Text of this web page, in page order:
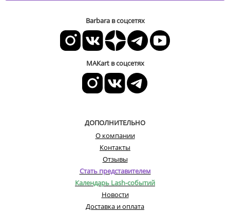
Barbara в соцсетях
MAKart в соцсетях
ДОПОЛНИТЕЛЬНО
О компании
Контакты
Отзывы
Стать представителем
Календарь Lash-событий
Новости
Доставка и оплата